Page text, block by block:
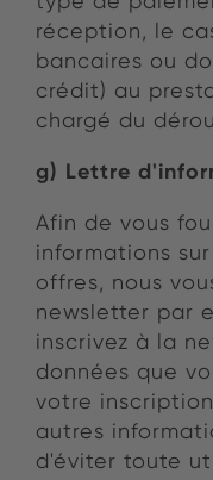
réception, le
bancaires ou
crédit) au
chargé du
g) Lettre
Afin de vous
informations
offres, nous
newsletter par
inscrivez à la
données que
votre
autres
d'éviter toute